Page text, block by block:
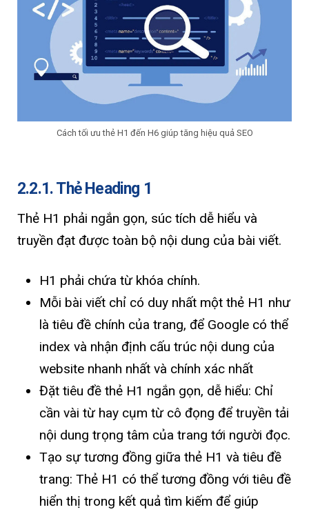
Cách tối ưu thẻ H1 đến H6 giúp tăng hiệu quả SEO
2.2.1. Thẻ Heading 1
Thẻ H1 phải ngắn gọn, súc tích dễ hiểu và
truyền đạt được toàn bộ nội dung của bài viết.
H1 phải chứa từ khóa chính.
Mỗi bài viết chỉ có duy nhất một thẻ H1 như
là tiêu đề chính của trang, để Google có thể
index và nhận định cấu trúc nội dung của
website nhanh nhất và chính xác nhất
Đặt tiêu đề thẻ H1 ngắn gọn, dễ hiểu: Chỉ
cần vài từ hay cụm từ cô đọng để truyền tải
nội dung trọng tâm của trang tới người đọc.
Tạo sự tương đồng giữa thẻ H1 và tiêu đề
trang: Thẻ H1 có thể tương đồng với tiêu đề
hiển thị trong kết quả tìm kiếm để giúp